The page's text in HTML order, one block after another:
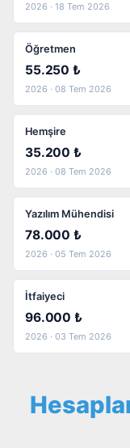
2026 · 18 Tem 2026
Öğretmen
55.250 ₺
2026 · 08 Tem 2026
Hemşire
35.200 ₺
2026 · 08 Tem 2026
Yazılım Mühendisi
78.000 ₺
2026 · 05 Tem 2026
İtfaiyeci
96.000 ₺
2026 · 03 Tem 2026